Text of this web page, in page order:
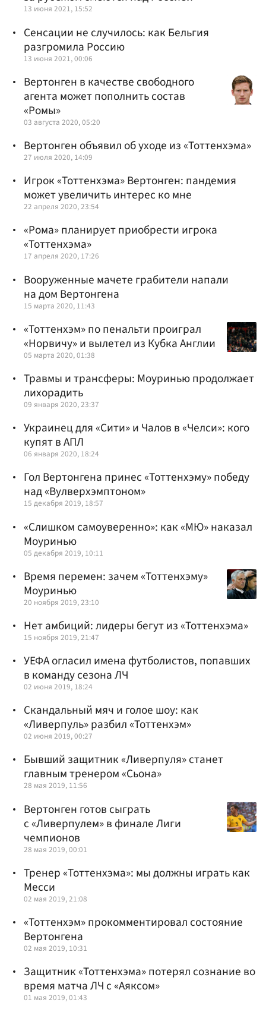
13 июня 2021, 15:52
Сенсации не случилось: как Бельгия
разгромила Россию
13 июня 2021, 00:06
Вертонген в качестве свободного
агента может пополнить состав
«Ромы»
03 августа 2020, 05:20
Вертонген объявил об уходе из «Тоттенхэма»
27 июля 2020, 14:09
Игрок «Тоттенхэма» Вертонген: пандемия
может увеличить интерес ко мне
22 апреля 2020, 23:54
«Рома» планирует приобрести игрока
«Тоттенхэма»
17 апреля 2020, 17:26
Вооруженные мачете грабители напали
на дом Вертонгена
15 марта 2020, 11:43
«Тоттенхэм» по пенальти проиграл
«Норвичу» и вылетел из Кубка Англии
05 марта 2020, 01:38
Травмы и трансферы: Моуринью продолжает
лихорадить
09 января 2020, 23:37
Украинец для «Сити» и Чалов в «Челси»: кого
купят в АПЛ
06 января 2020, 18:24
Гол Вертонгена принес «Тоттенхэму» победу
над «Вулверхэмптоном»
15 декабря 2019, 18:57
«Слишком самоуверенно»: как «МЮ» наказал
Моуринью
05 декабря 2019, 10:11
Время перемен: зачем «Тоттенхэму»
Моуринью
20 ноября 2019, 23:10
Нет амбиций: лидеры бегут из «Тоттенхэма»
15 ноября 2019, 21:47
УЕФА огласил имена футболистов, попавших
в команду сезона ЛЧ
02 июня 2019, 18:24
Скандальный мяч и голое шоу: как
«Ливерпуль» разбил «Тоттенхэм»
02 июня 2019, 00:27
Бывший защитник «Ливерпуля» станет
главным тренером «Сьона»
28 мая 2019, 11:56
Вертонген готов сыграть
с «Ливерпулем» в финале Лиги
чемпионов
28 мая 2019, 00:01
Тренер «Тоттенхэма»: мы должны играть как
Месси
02 мая 2019, 21:08
«Тоттенхэм» прокомментировал состояние
Вертонгена
02 мая 2019, 10:31
Защитник «Тоттенхэма» потерял сознание во
время матча ЛЧ с «Аяксом»
01 мая 2019, 01:43